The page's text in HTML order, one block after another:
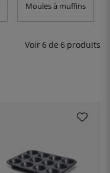
Moules à muffins
Voir 6 de 6 produits